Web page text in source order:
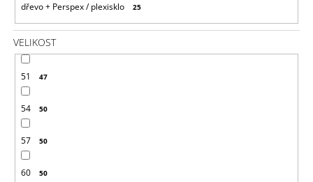
dřevo + Perspex / plexisklo 25
VELIKOST
51 47
54 50
57 50
60 50